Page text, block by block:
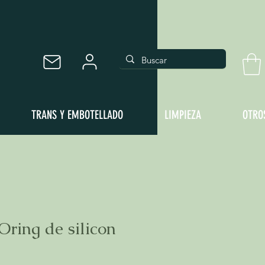
TRANS Y EMBOTELLADO LIMPIEZA
de silicon